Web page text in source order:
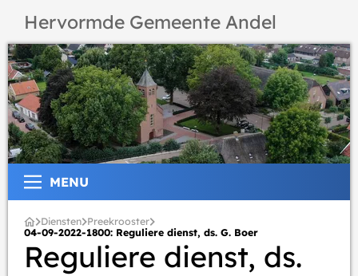
Hervormde Gemeente Andel
MENU
Diensten Preekrooster
04-09-2022-1800: Reguliere dienst, ds. G. Boer
Reguliere dienst, ds.